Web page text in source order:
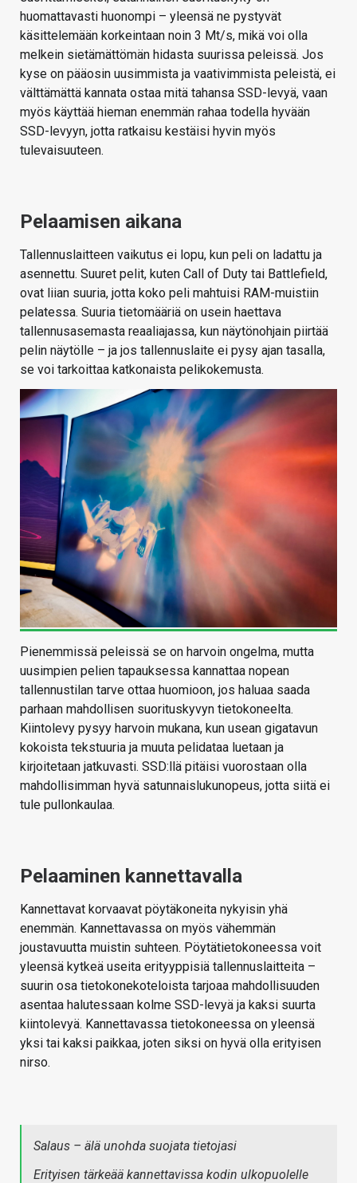
huomattavasti huonompi – yleensä ne pystyvät
käsittelemään korkeintaan noin 3 Mt/s, mikä voi olla
melkein sietämättömän hidasta suurissa peleissä. Jos
kyse on pääosin uusimmista ja vaativimmista peleistä, ei
välttämättä kannata ostaa mitä tahansa SSD-levyä, vaan
myös käyttää hieman enemmän rahaa todella hyvään
SSD-levyyn, jotta ratkaisu kestäisi hyvin myös
tulevaisuuteen.
Pelaamisen aikana
Tallennuslaitteen vaikutus ei lopu, kun peli on ladattu ja
asennettu. Suuret pelit, kuten Call of Duty tai Battlefield,
ovat liian suuria, jotta koko peli mahtuisi RAM-muistiin
pelatessa. Suuria tietomääriä on usein haettava
tallennusasemasta reaaliajassa, kun näytönohjain piirtää
pelin näytölle – ja jos tallennuslaite ei pysy ajan tasalla,
se voi tarkoittaa katkonaista pelikokemusta.
Pienemmissä peleissä se on harvoin ongelma, mutta
uusimpien pelien tapauksessa kannattaa nopean
tallennustilan tarve ottaa huomioon, jos haluaa saada
parhaan mahdollisen suorituskyvyn tietokoneelta.
Kiintolevy pysyy harvoin mukana, kun usean gigatavun
kokoista tekstuuria ja muuta pelidataa luetaan ja
kirjoitetaan jatkuvasti. SSD:llä pitäisi vuorostaan olla
mahdollisimman hyvä satunnaislukunopeus, jotta siitä ei
tule pullonkaulaa.
Pelaaminen kannettavalla
Kannettavat korvaavat pöytäkoneita nykyisin yhä
enemmän. Kannettavassa on myös vähemmän
joustavuutta muistin suhteen. Pöytätietokoneessa voit
yleensä kytkeä useita erityyppisiä tallennuslaitteita –
suurin osa tietokonekoteloista tarjoaa mahdollisuuden
asentaa halutessaan kolme SSD-levyä ja kaksi suurta
kiintolevyä. Kannettavassa tietokoneessa on yleensä
yksi tai kaksi paikkaa, joten siksi on hyvä olla erityisen
nirso.
Salaus – älä unohda suojata tietojasi
Erityisen tärkeää kannettavissa kodin ulkopuolelle